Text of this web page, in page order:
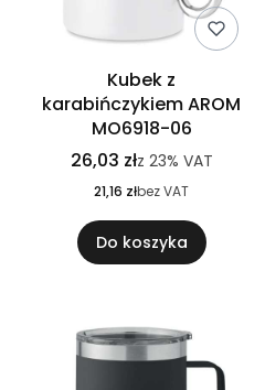
Kubek z
karabińczykiem AROM
MO6918-06
26,03 złz 23% VAT
21,16 złbez VAT
Do koszyka